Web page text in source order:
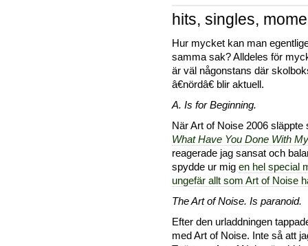
hits, singles,
Hur mycket kan man
samma sak? Alldeles för
är väl någonstans där
â€nördâ€ blir aktuell.
A. Is for Beginning.
När Art of Noise 2006
What Have You Done With
reagerade jag sansat och
spydde ur mig en hel special
ungefär allt som Art of Noise
The Art of Noise. Is paranoid.
Efter den urladdningen
med Art of Noise. Inte så att